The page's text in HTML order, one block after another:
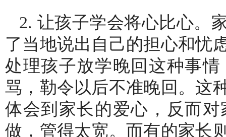
2. 让孩子学会将心比心。
了当地说出自己的担心和忧
处理孩子放学晚回这种事
骂，勒令以后不准晚回。这
体会到家长的爱心，反而
做，管得太宽。而有的家长